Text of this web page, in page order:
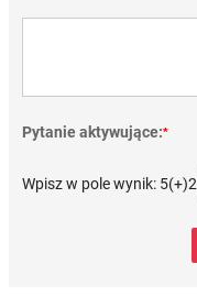
Pytanie aktywujące:*
Wpisz w pole wynik: 5(+)2